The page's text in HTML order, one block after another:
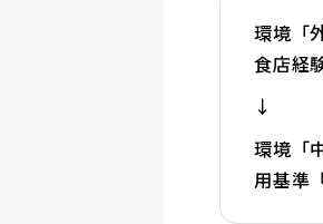
環境「
食店経
↓
環境「
用基準